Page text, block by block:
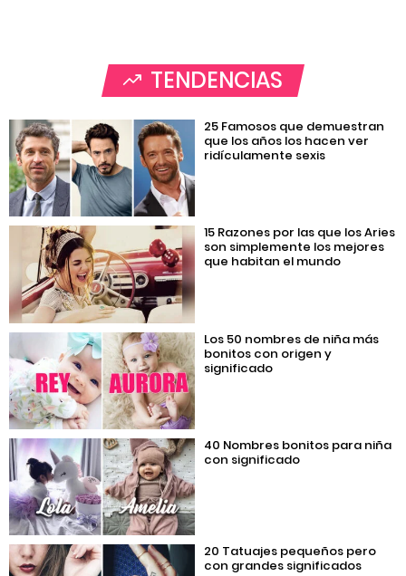
TENDENCIAS
25 Famosos que demuestran
que los años los hacen ver
ridículamente sexis
15 Razones por las que los Aries
son simplemente los mejores
que habitan el mundo
Los 50 nombres de niña más
bonitos con origen y
significado
40 Nombres bonitos para niña
con significado
20 Tatuajes pequeños pero
con grandes significados